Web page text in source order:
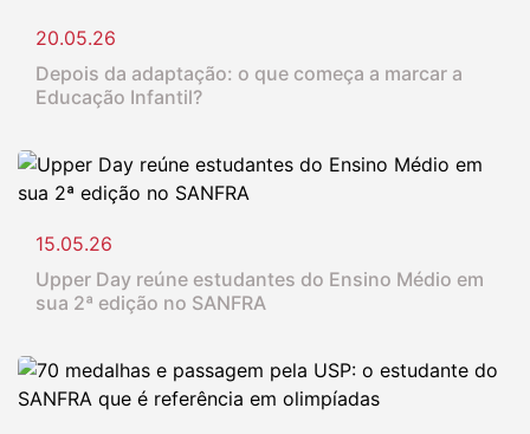
20.05.26
Depois da adaptação: o que começa a marcar a
Educação Infantil?
15.05.26
Upper Day reúne estudantes do Ensino Médio em
sua 2ª edição no SANFRA